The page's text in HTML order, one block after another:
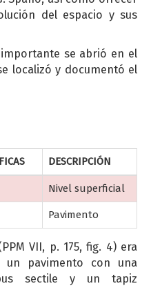
del espacio y sus
se abrió en el
localizó y documentó el
DESCRIPCIÓN
Nivel superficial
Pavimento
VII, p. 175, fig. 4) era
un pavimento con una
sectile y un tapiz